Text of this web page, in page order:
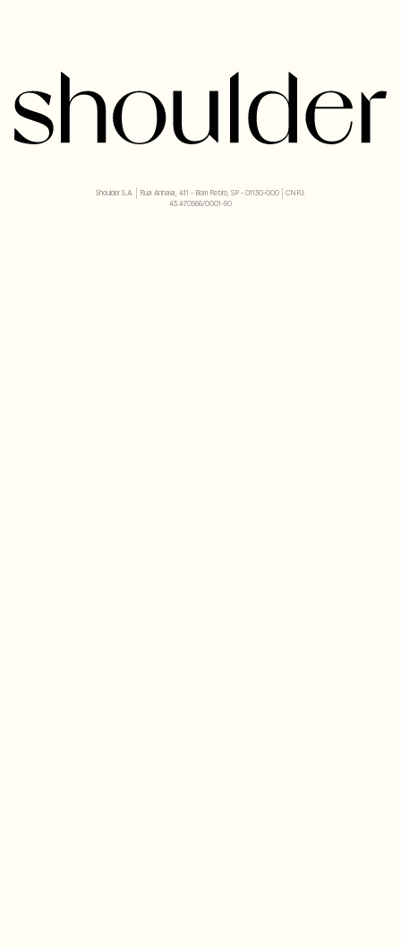
Shoulder S.A. | Rua Anhaia, 411 - Bom Retiro, SP - 01130-000 | CNPJ:
43.470566/0001-90